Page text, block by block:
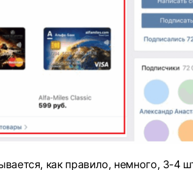
как правило, немного, 3-4